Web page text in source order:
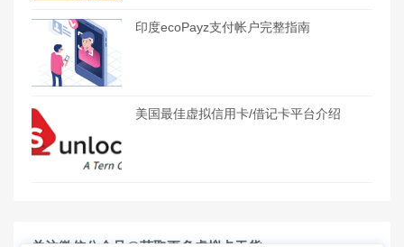
印度ecoPayz支付帐户完整指南
美国最佳虚拟信用卡/借记卡平台介绍